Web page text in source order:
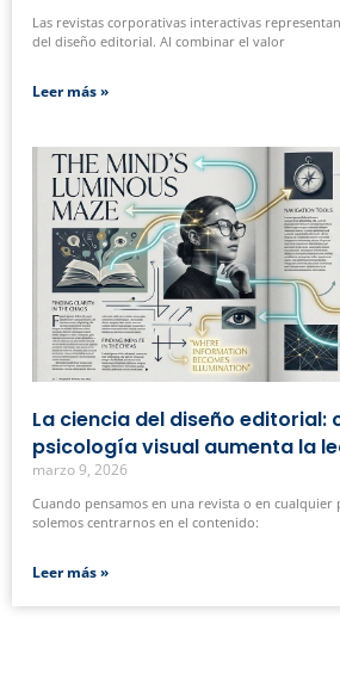
Las revistas corporativas interactivas
del diseño editorial. Al combinar el valor
Leer más »
La ciencia del diseño editorial:
psicología visual aumenta la
marzo 9, 2026
Cuando pensamos en una revista o en cualquier
solemos centrarnos en el contenido:
Leer más »